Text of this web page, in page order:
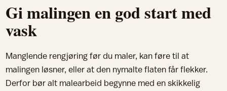
Gi malingen en god start med
vask
Manglende rengjøring før du maler, kan føre til at
malingen løsner, eller at den nymalte flaten får flekker.
Derfor bør alt malearbeid begynne med en skikkelig